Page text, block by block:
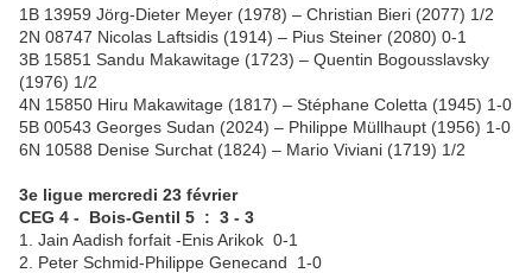
1B 13959 Jörg-Dieter Meyer (1978) – Christian Bieri (2077) 1/2
2N 08747 Nicolas Laftsidis (1914) – Pius Steiner (2080) 0-1
3B 15851 Sandu Makawitage (1723) – Quentin Bogousslavsky
(1976) 1/2
4N 15850 Hiru Makawitage (1817) – Stéphane Coletta (1945) 1-0
5B 00543 Georges Sudan (2024) – Philippe Müllhaupt (1956) 1-0
6N 10588 Denise Surchat (1824) – Mario Viviani (1719) 1/2
3e ligue mercredi 23 février
CEG 4 - Bois-Gentil 5 : 3 - 3
1. Jain Aadish forfait -Enis Arikok 0-1
2. Peter Schmid-Philippe Genecand 1-0